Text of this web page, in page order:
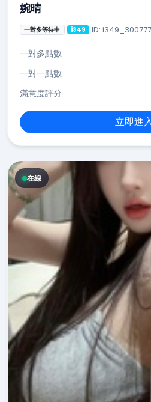
婉晴
一對多等待中 i349 ID: i349_300777
一對多點數
一對一點數
滿意度評分
立即進
在線